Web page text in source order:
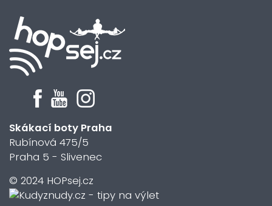
Skákací boty Praha
Rubínová 475/5
Praha 5 - Slivenec
© 2024 HOPsej.cz